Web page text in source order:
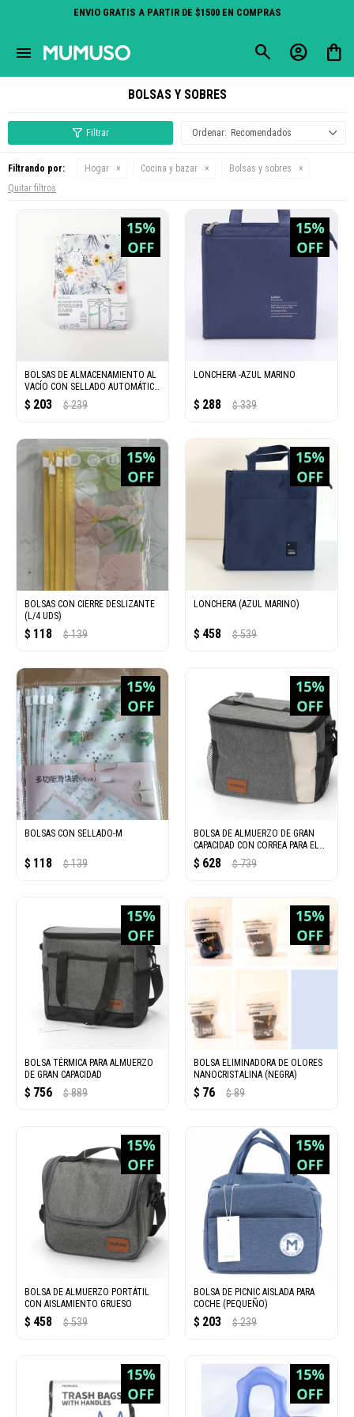
ENVIO GRATIS A PARTIR DE $1500 EN COMPRAS
menu
BOLSAS Y SOBRES
Recomendados
Filtrando por: Hogar Cocina y bazar
Bolsas y sobres
Quitar filtros
BOLSAS DE ALMACENAMIENTO AL
VACÍO CON SELLADO AUTOMÁTICO
(SIN BOMBA)
$ 203 $ 239
LONCHERA -AZUL MARINO
$ 288 $ 339
BOLSAS CON CIERRE DESLIZANTE
(L/4 UDS)
$ 118 $ 139
LONCHERA (AZUL MARINO)
$ 458 $ 539
BOLSAS CON SELLADO-M
$ 118 $ 139
BOLSA DE ALMUERZO DE GRAN
CAPACIDAD CON CORREA PARA EL
HOMBRO
$ 628 $ 739
BOLSA TÉRMICA PARA ALMUERZO
DE GRAN CAPACIDAD
$ 756 $ 889
BOLSA ELIMINADORA DE OLORES
NANOCRISTALINA (NEGRA)
$ 76 $ 89
BOLSA DE ALMUERZO PORTÁTIL
CON AISLAMIENTO GRUESO
$ 458 $ 539
BOLSA DE PICNIC AISLADA PARA
COCHE (PEQUEÑO)
$ 203 $ 239
close